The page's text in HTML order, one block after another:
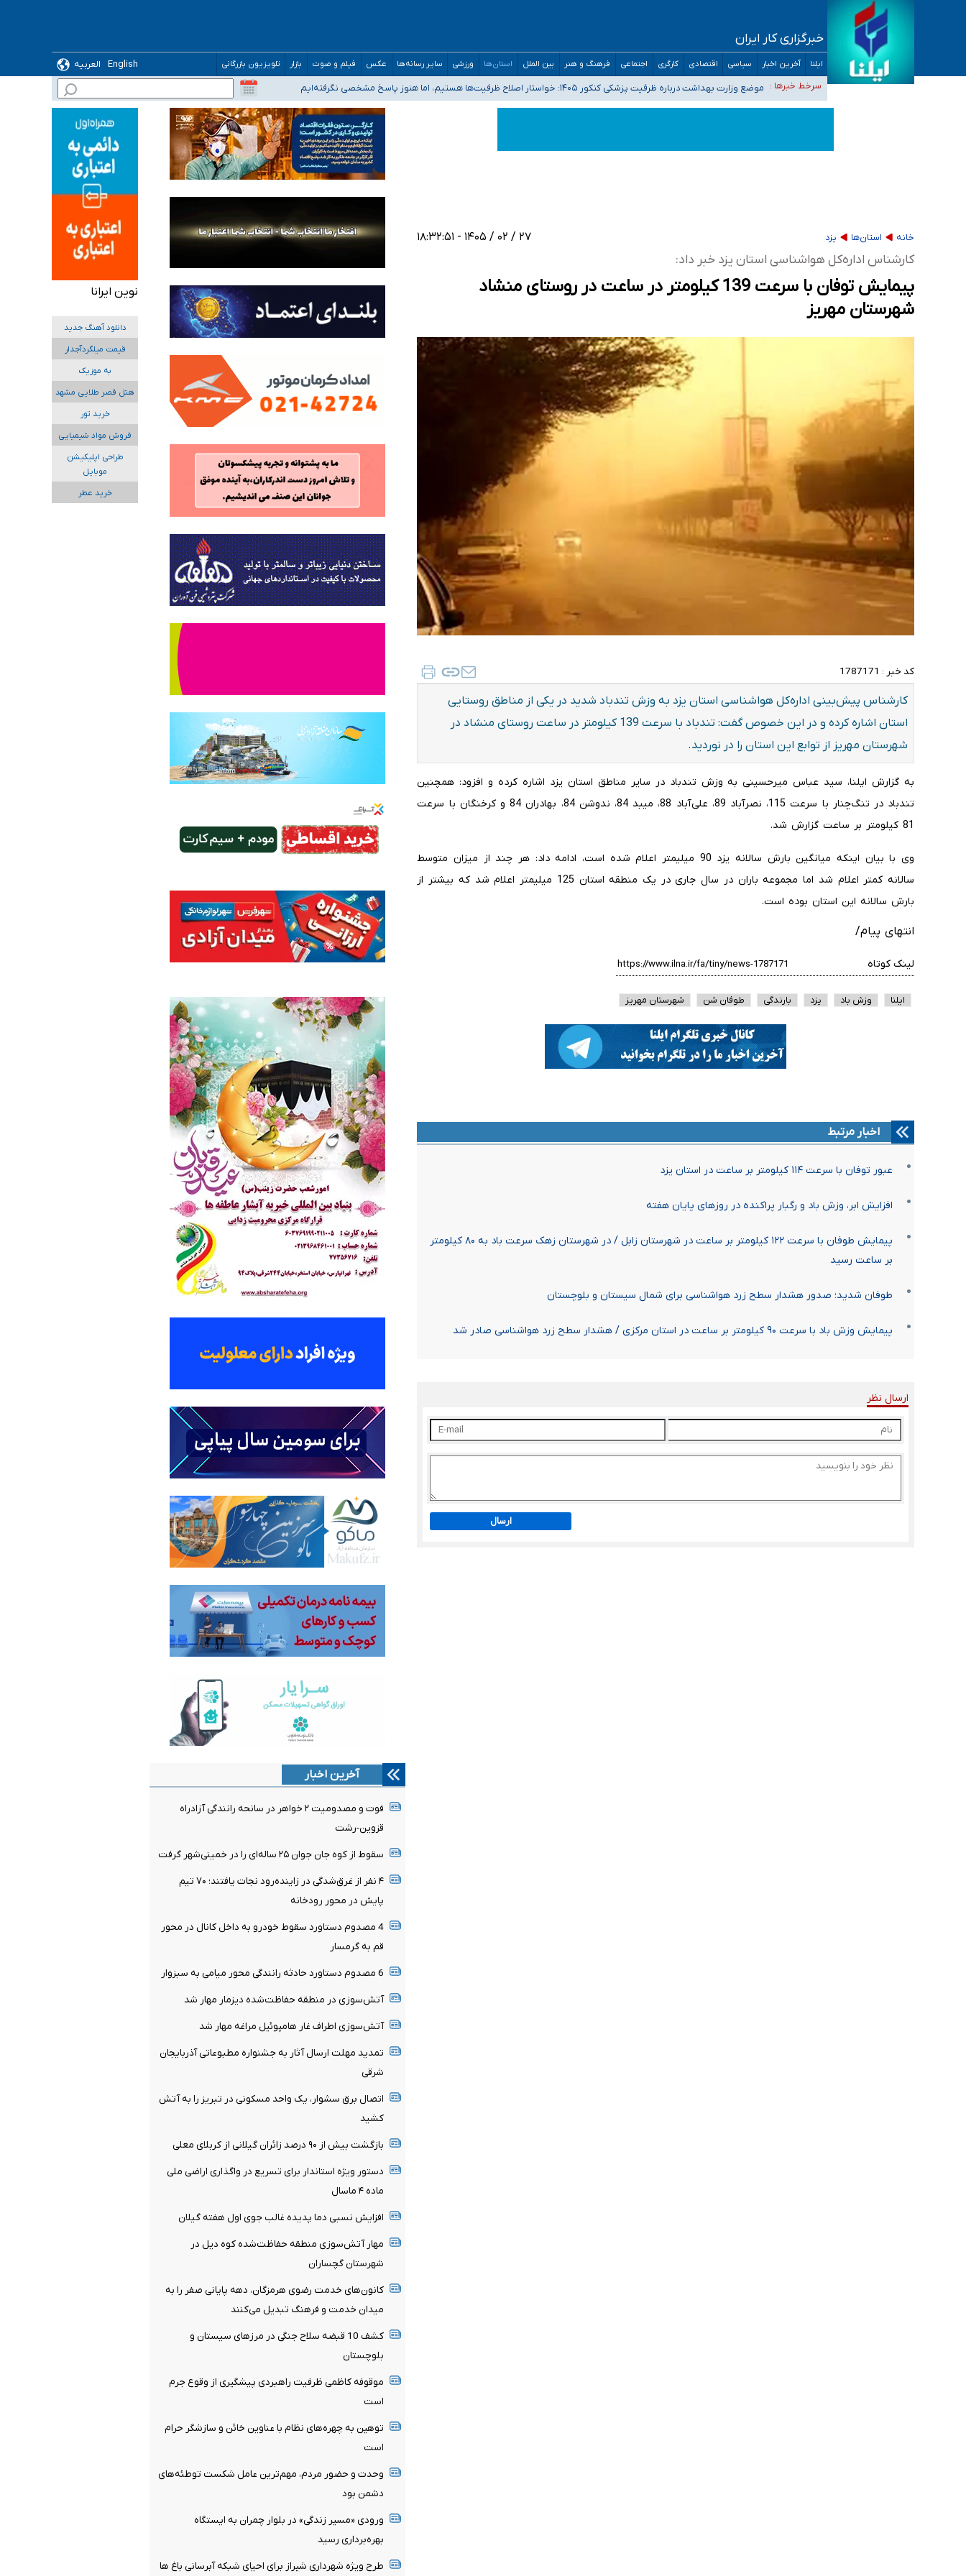
خبرگزاری کار ایران
ایلنا آخرین اخبار سیاسی اقتصادی کارگری اجتماعی فرهنگ و هنر بین الملل استان‌ها ورزشی سایر رسانه‌ها عکس فیلم و صوت بازار تلویزیون بازرگانی English
العربیه
سرخط خبرها :
۴۰ تا ۵۰ روز گرمای نسبی در پیش داریم/ دمای تهران به ۳۸ درجه می‌رسد
موضع وزارت بهداشت درباره ظرفیت پزشکی کنکور ۱۴۰۵: خواستار اصلاح ظرفیت‌ها هستیم، اما هنوز پاسخ مشخصی نگرفته‌ایم
تعویق آزمون ورودی دکترای تخصصی فرماندهی صحنه عملیات و دکترای تخصصی جغرافیای نظامی دافوس آجا
خانه استان‌ها یزد ۲۷ / ۰۲ / ۱۴۰۵ - ۱۸:۳۲:۵۱
کارشناس اداره‌کل هواشناسی استان یزد خبر داد:
پیمایش توفان با سرعت 139 کیلومتر در ساعت در روستای منشاد
شهرستان مهریز
کد خبر : 1787171
کارشناس پیش‌بینی اداره‌کل هواشناسی استان یزد به وزش تندباد شدید در یکی از مناطق روستایی
استان اشاره کرده و در این خصوص گفت: تندباد با سرعت 139 کیلومتر در ساعت روستای منشاد در
شهرستان مهریز از توابع این استان را در نوردید.
به گزارش ایلنا، سید عباس میرحسینی به وزش تندباد در سایر مناطق استان یزد اشاره کرده و افزود: همچنین
تندباد در تنگ‌چنار با سرعت 115، نصرآباد 89، علی‌آباد 88، میبد 84، ندوشن 84، بهادران 84 و کرخنگان با سرعت
81 کیلومتر بر ساعت گزارش شد.
وی با بیان اینکه میانگین بارش سالانه یزد 90 میلیمتر اعلام شده است، ادامه داد: هر چند از میزان متوسط
سالانه کمتر اعلام شد اما مجموعه باران در سال جاری در یک منطقه استان 125 میلیمتر اعلام شد که بیشتر از
بارش سالانه این استان بوده است.
انتهای پیام/
لینک کوتاه
ایلنا وزش باد یزد بارندگی طوفان شن شهرستان مهریز
اخبار مرتبط
عبور توفان با سرعت ۱۱۴ کیلومتر بر ساعت در استان یزد
افزایش ابر، وزش باد و رگبار پراکنده در روزهای پایان هفته
پیمایش طوفان با سرعت ۱۲۲ کیلومتر بر ساعت در شهرستان زابل / در شهرستان زهک سرعت باد به ۸۰ کیلومتر
بر ساعت رسید
طوفان شدید؛ صدور هشدار سطح زرد هواشناسی برای شمال سیستان و بلوچستان
پیمایش وزش باد با سرعت ۹۰ کیلومتر بر ساعت در استان مرکزی / هشدار سطح زرد هواشناسی صادر شد
ارسال نظر
ارسال
آخرین اخبار
فوت و مصدومیت ۲ خواهر در سانحه رانندگی آزادراه
قزوین-رشت
سقوط از کوه جان جوان ۲۵ ساله‌ای را در خمینی‌شهر گرفت
۴ نفر از غرق‌شدگی در زاینده‌رود نجات یافتند؛ ۷۰ تیم
پایش در محور رودخانه
4 مصدوم دستاورد سقوط خودرو به داخل کانال در محور
قم به گرمسار
6 مصدوم دستاورد حادثه رانندگی محور میامی به سبزوار
آتش‌سوزی در منطقه حفاظت‌شده دیزمار مهار شد
آتش‌سوزی اطراف غار هامپوئیل مراغه مهار شد
تمدید مهلت ارسال آثار به جشنواره مطبوعاتی آذربایجان
شرقی
اتصال برق سشوار، یک واحد مسکونی در تبریز را به آتش
کشید
بازگشت بیش از ۹۰ درصد زائران گیلانی از کربلای معلی
دستور ویژه استاندار برای تسریع در واگذاری اراضی ملی
ماده ۴ ماسال
افزایش نسبی دما پدیده غالب جوی اول هفته گیلان
مهار آتش‌سوزی منطقه حفاظت‌شده کوه دیل در
شهرستان گچساران
کانون‌های خدمت رضوی هرمزگان، دهه پایانی صفر را به
میدان خدمت و فرهنگ تبدیل می‌کنند
کشف 10 قبضه سلاح جنگی در مرزهای سیستان و
بلوچستان
موقوفه کاظمی ظرفیت راهبردی پیشگیری از وقوع جرم
است
توهین به چهره‌های نظام با عناوین خائن و سازشگر حرام
است
وحدت و حضور مردم، مهم‌ترین عامل شکست توطئه‌های
دشمن بود
ورودی «مسیر زندگی» در بلوار چمران به ایستگاه
بهره‌برداری رسید
طرح ویژه شهرداری شیراز برای احیای شبکه آبرسانی باغ ها
نوین ایرانا
دانلود آهنگ جدید
قیمت میلگردآجدار
به موزیک
هتل قصر طلایی مشهد
خرید تور
فروش مواد شیمیایی
طراحی اپلیکیشن
موبایل
خرید عطر